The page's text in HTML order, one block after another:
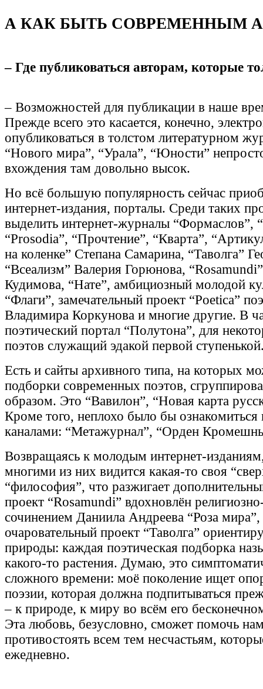
А КАК БЫТЬ СОВРЕМЕННЫМ
– Где публиковаться авторам, которые
– Возможностей для публикации в наше
Прежде всего это касается, конечно,
опубликоваться в толстом литературном
“Нового мира”, “Урала”, “Юности”
вхождения там довольно высок.
Но всё большую популярность сейчас
интернет-издания, порталы. Среди таких
выделить интернет-журналы “Формаслов”,
“Prosodia”, “Прочтение”, “Кварта”,
на коленке” Степана Самарина, “Таволга”
“Всеализм” Валерия Горюнова,
Кудимова, “Нате”, амбициозный молодой
“Флаги”, замечательный проект “Poetica”
Владимира Коркунова и многие другие. В
поэтический портал “Полутона”, для
поэтов служащий эдакой первой
Есть и сайты архивного типа, на которых
подборки современных поэтов,
образом. Это “Вавилон”, “Новая карта
Кроме того, неплохо было бы ознакомиться
каналами: “Метажурнал”, “Орден
Возвращаясь к молодым интернет-
многими из них видится какая-то своя
“философия”, что разжигает
проект “Rosamundi” вдохновлён
сочинением Даниила Андреева “Роза
очаровательный проект “Таволга”
природы: каждая поэтическая подборка
какого-то растения. Думаю, это
сложного времени: моё поколение ищет
поэзии, которая должна подпитываться
– к природе, к миру во всём его
Эта любовь, безусловно, сможет помочь
противостоять всем тем несчастьям,
ежедневно.